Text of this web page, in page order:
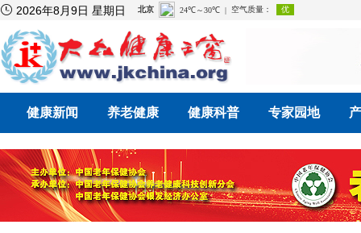
 2026年8月9日 星期日
健康新闻 养老健康 健康科普 专家园地